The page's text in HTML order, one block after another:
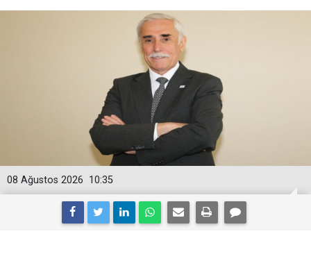
10:35
08 Ağustos 2026